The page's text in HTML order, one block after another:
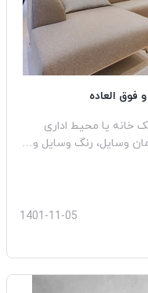
فوق العاده
خانه یا محیط اداری
وسایل، رنگ وسایل و…
1401-11-05